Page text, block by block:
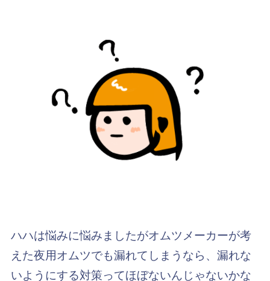
ハハは悩みに悩みましたがオムツメーカーが考
えた夜用オムツでも漏れてしまうなら、漏れな
いようにする対策ってほぼないんじゃないかな